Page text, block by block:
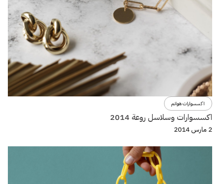
اكسسوارات هوانم
اكسسوارات وسلاسل روعة 2014
2 مارس 2014